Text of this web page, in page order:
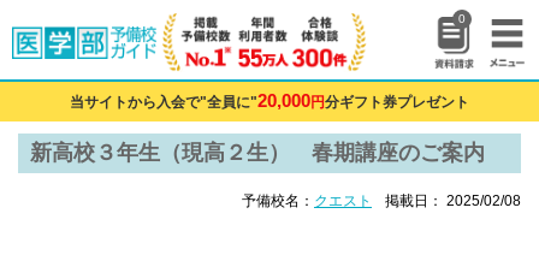
0
当サイトから入会で"全員に"20,000円分ギフト券プレゼント
新高校３年生（現高２生） 春期講座のご案内
予備校名： クエスト 掲載日： 2025/02/08